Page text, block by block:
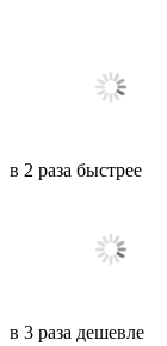
в 2 раза быстрее
в 3 раза дешевле